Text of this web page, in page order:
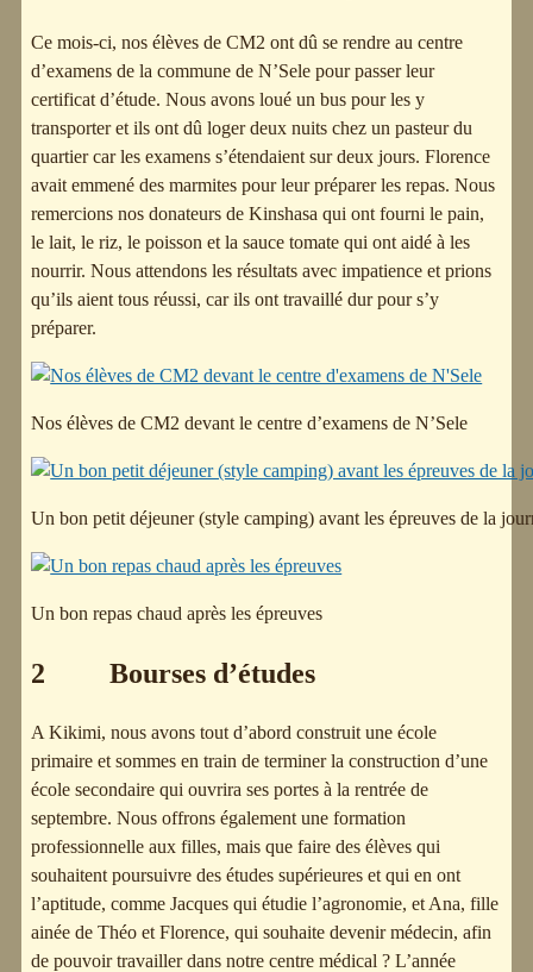
Ce mois-ci, nos élèves de CM2 ont dû se rendre au centre
d’examens de la commune de N’Sele pour passer leur
certificat d’étude. Nous avons loué un bus pour les y
transporter et ils ont dû loger deux nuits chez un pasteur du
quartier car les examens s’étendaient sur deux jours. Florence
avait emmené des marmites pour leur préparer les repas. Nous
remercions nos donateurs de Kinshasa qui ont fourni le pain,
le lait, le riz, le poisson et la sauce tomate qui ont aidé à les
nourrir. Nous attendons les résultats avec impatience et prions
qu’ils aient tous réussi, car ils ont travaillé dur pour s’y
préparer.
Nos élèves de CM2 devant le centre d’examens de N’Sele
Un bon petit déjeuner (style camping) avant les épreuves de la
Un bon repas chaud après les épreuves
2 Bourses d’études
A Kikimi, nous avons tout d’abord construit une école
primaire et sommes en train de terminer la construction d’une
école secondaire qui ouvrira ses portes à la rentrée de
septembre. Nous offrons également une formation
professionnelle aux filles, mais que faire des élèves qui
souhaitent poursuivre des études supérieures et qui en ont
l’aptitude, comme Jacques qui étudie l’agronomie, et Ana, fille
ainée de Théo et Florence, qui souhaite devenir médecin, afin
de pouvoir travailler dans notre centre médical ? L’année